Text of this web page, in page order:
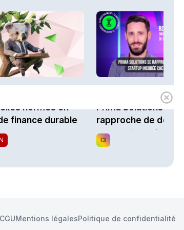
normes en
finance durable
Prima Solutions se
rapproche de
startup incubée
Impulsion
I3
CGUMentions légalesPolitique de confidentialité